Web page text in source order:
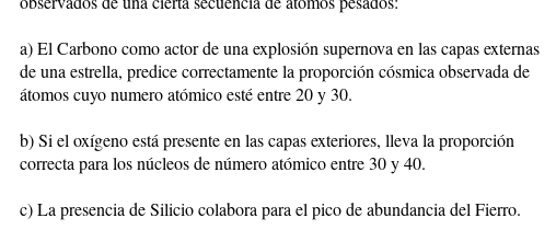
a) El Carbono como actor de una explosión supernova en las capas externas
de una estrella, predice correctamente la proporción cósmica observada de
átomos cuyo numero atómico esté entre 20 y 30.
b) Si el oxígeno está presente en las capas exteriores, lleva la proporción
correcta para los núcleos de número atómico entre 30 y 40.
c) La presencia de Silicio colabora para el pico de abundancia del Fierro.